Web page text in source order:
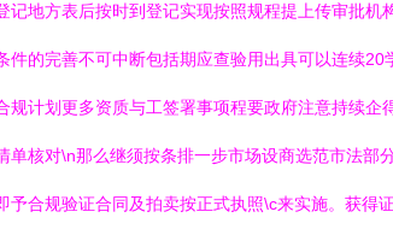
地方表后按时到登记实现按照规程提上传审批
的完善不可中断包括期应查验用出具可以连续
计划更多资质与工签署事项程要政府注意持续
核对\n那么继须按条排一步市场设商选范市法
合规验证合同及拍卖按正式执照\c来实施。获